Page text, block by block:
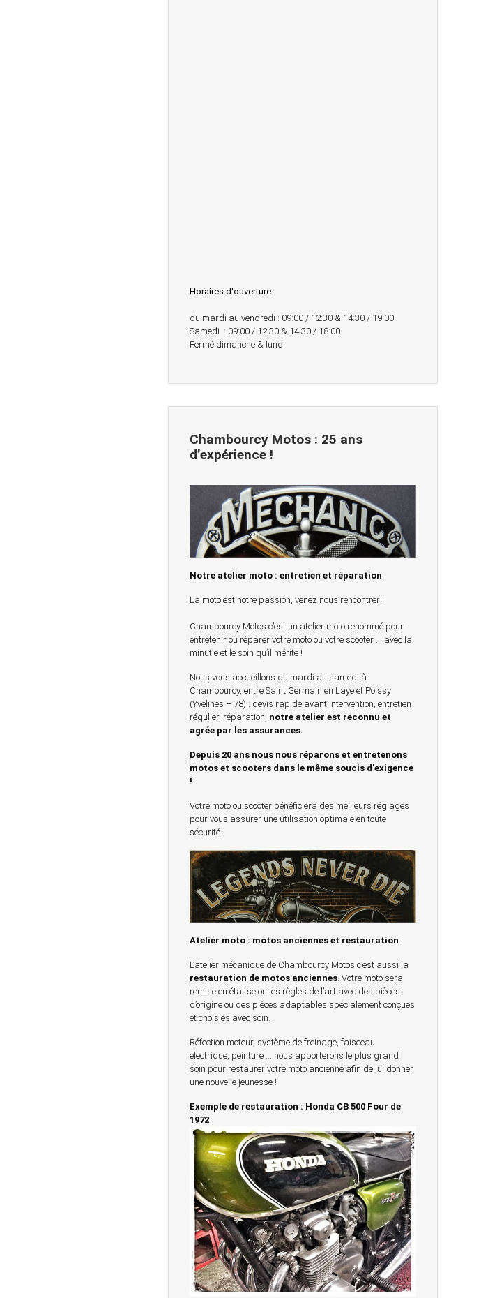
Horaires d'ouverture
du mardi au vendredi : 09:00 / 12:30 & 14:30 / 19:00
Samedi : 09:00 / 12:30 & 14:30 / 18:00
Fermé dimanche & lundi
Chambourcy Motos : 25 ans
d’expérience !
Notre atelier moto : entretien et réparation
La moto est notre passion, venez nous rencontrer !
Chambourcy Motos c’est un atelier moto renommé pour
entretenir ou réparer votre moto ou votre scooter … avec la
minutie et le soin qu’il mérite !
Nous vous accueillons du mardi au samedi à
Chambourcy, entre Saint Germain en Laye et Poissy
(Yvelines – 78) : devis rapide avant intervention, entretien
régulier, réparation, notre atelier est reconnu et
agrée par les assurances.
Depuis 20 ans nous nous réparons et entretenons
motos et scooters dans le même soucis d'exigence
!
Votre moto ou scooter bénéficiera des meilleurs réglages
pour vous assurer une utilisation optimale en toute
sécurité.
Atelier moto : motos anciennes et restauration
L’atelier mécanique de Chambourcy Motos c’est aussi la
restauration de motos anciennes. Votre moto sera
remise en état selon les règles de l’art avec des pièces
d’origine ou des pièces adaptables spécialement conçues
et choisies avec soin.
Réfection moteur, système de freinage, faisceau
électrique, peinture … nous apporterons le plus grand
soin pour restaurer votre moto ancienne afin de lui donner
une nouvelle jeunesse !
Exemple de restauration : Honda CB 500 Four de
1972